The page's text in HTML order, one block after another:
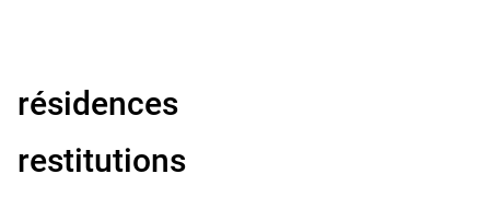
résidences
restitutions